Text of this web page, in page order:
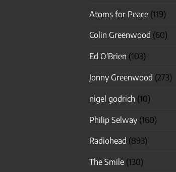
Atoms for Peace(119)
Colin Greenwood (60)
Ed O'Brien (103)
Jonny Greenwood (273)
nigel godrich (10)
Philip Selway(160)
Radiohead (893)
The Smile(130)